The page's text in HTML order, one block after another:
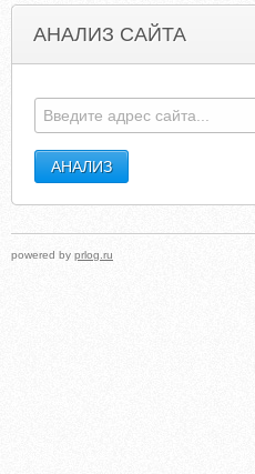
АНАЛИЗ САЙТА
powered by prlog.ru